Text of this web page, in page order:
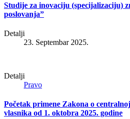
Studije za inovaciju (specijalizaciju)
poslovanja”
Detalji
23. Septembar 2025.
Detalji
Pravo
Početak primene Zakona o
vlasnika od 1. oktobra 2025. godine